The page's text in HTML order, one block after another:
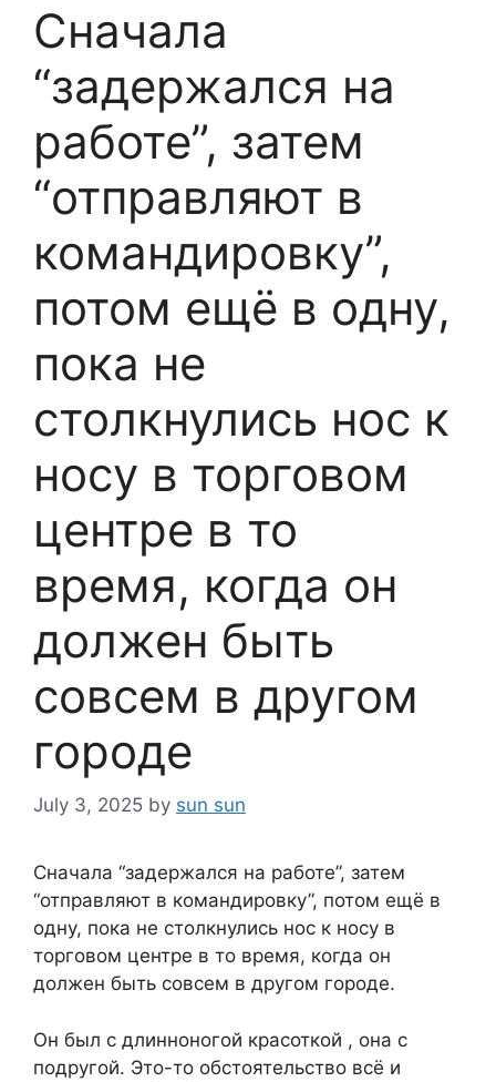
Сначала
“задержался на
работе”, затем
“отправляют в
командировку”,
потом ещё в одну,
пока не
столкнулись нос к
носу в торговом
центре в то
время, когда он
должен быть
совсем в другом
городе
July 3, 2025 by sun sun
Сначала “задержался на работе”, затем
“отправляют в командировку”, потом ещё в
одну, пока не столкнулись нос к носу в
торговом центре в то время, когда он
должен быть совсем в другом городе.
Он был с длинноногой красоткой , она с
подругой. Это-то обстоятельство всё и